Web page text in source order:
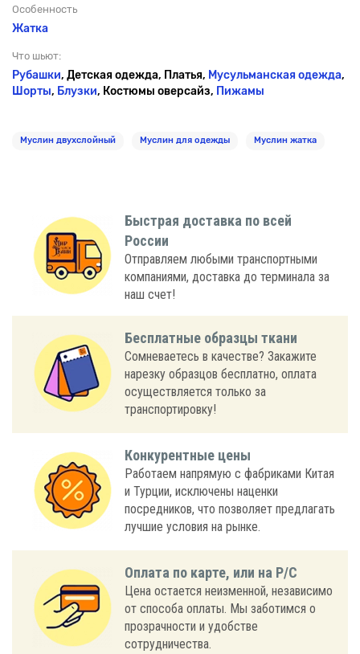
Особенность
Жатка
Что шьют:
Рубашки, Детская одежда, Платья, Мусульманская одежда,
Шорты, Блузки, Костюмы оверсайз, Пижамы
Муслин двухслойный Муслин для одежды Муслин жатка
Быстрая доставка по всей
России
Отправляем любыми транспортными
компаниями, доставка до терминала за
наш счет!
Бесплатные образцы ткани
Сомневаетесь в качестве? Закажите
нарезку образцов бесплатно, оплата
осуществляется только за
транспортировку!
Конкурентные цены
Работаем напрямую с фабриками Китая
и Турции, исключены наценки
посредников, что позволяет предлагать
лучшие условия на рынке.
Оплата по карте, или на Р/С
Цена остается неизменной, независимо
от способа оплаты. Мы заботимся о
прозрачности и удобстве
сотрудничества.